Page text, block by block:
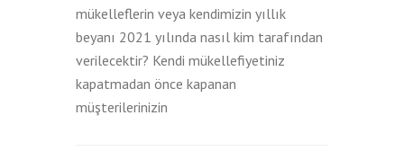
mükelleflerin veya kendimizin yıllık
beyanı 2021 yılında nasıl kim tarafından
verilecektir? Kendi mükellefiyetiniz
kapatmadan önce kapanan
müşterilerinizin